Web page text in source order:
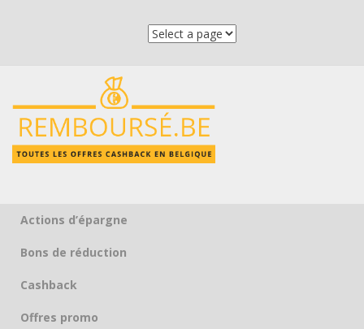
Skip to content
Actions d’épargne
Bons de réduction
Cashback
Offres promo